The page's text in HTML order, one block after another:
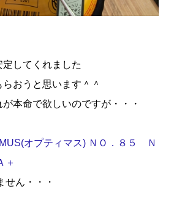
してくれました
おうと思います＾＾
本命で欲しいのですが・・・
オプティマス) ＮＯ．８５ Ｎ
＋
せん・・・